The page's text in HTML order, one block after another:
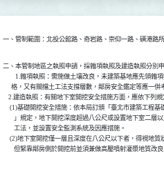
一、管制範圍：北投公館路、奇岩路、崇仰一路、磺港路
二、本管制地區之執照申請，採雜項執照及建造執照分別申
1.雜項執照：需施做土壤改良，未建築基地應先領雜項
格，又有關擋土工法支撐層數，鄰房安全鑑定等應一併
2.建造執照：有關地下室開挖安全措施方面，應依下列規
(1)基礎開挖安全措施：依本局訂頒「臺北市建築工程
」規定，地下開挖深度超過八公尺或設置地下室二
        工法，並設置安全監測系統及因應措施。
(2)地下室開挖僅一層且深度在八公尺以下者，得視地
但緊靠鄰房側於開挖前並須兼做高壓噴射灌漿地質改